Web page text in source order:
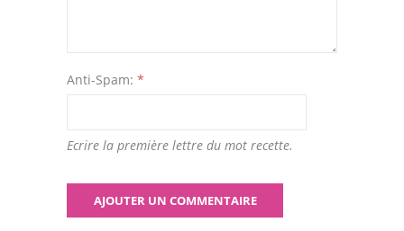
Anti-Spam: *
Ecrire la première lettre du mot recette.